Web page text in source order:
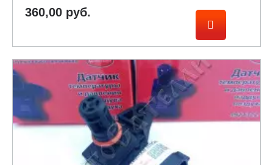
360,00 руб.